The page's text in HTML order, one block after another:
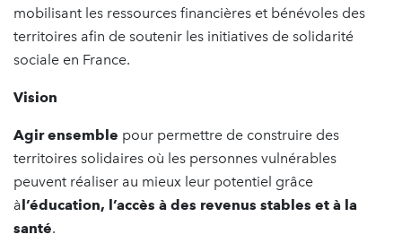
mobilisant les ressources financières et bénévoles des
territoires afin de soutenir les initiatives de solidarité
sociale en France.
Vision
Agir ensemble pour permettre de construire des
territoires solidaires où les personnes vulnérables
peuvent réaliser au mieux leur potentiel grâce
àl’éducation, l’accès à des revenus stables et à la
santé.